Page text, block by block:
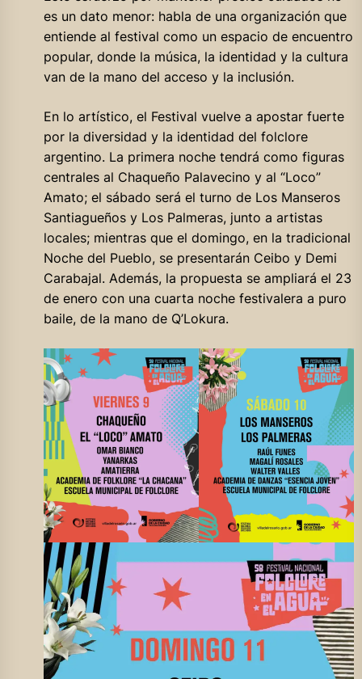
es un dato menor: habla de una organización que
entiende al festival como un espacio de encuentro
popular, donde la música, la identidad y la cultura
van de la mano del acceso y la inclusión.
En lo artístico, el Festival vuelve a apostar fuerte
por la diversidad y la identidad del folclore
argentino. La primera noche tendrá como figuras
centrales al Chaqueño Palavecino y al “Loco”
Amato; el sábado será el turno de Los Manseros
Santiagueños y Los Palmeras, junto a artistas
locales; mientras que el domingo, en la tradicional
Noche del Pueblo, se presentarán Ceibo y Demi
Carabajal. Además, la propuesta se ampliará el 23
de enero con una cuarta noche festivalera a puro
baile, de la mano de Q’Lokura.